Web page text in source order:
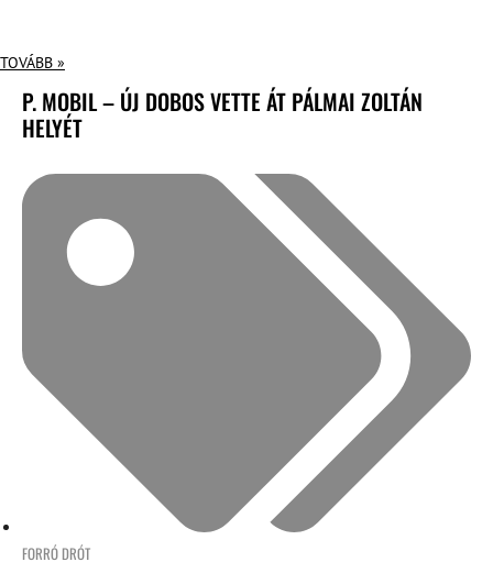
TOVÁBB »
P. MOBIL – ÚJ DOBOS VETTE ÁT PÁLMAI ZOLTÁN
HELYÉT
FORRÓ DRÓT